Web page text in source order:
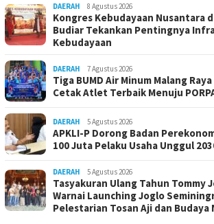
DAERAH 8 Agustus 2026
Kongres Kebudayaan Nusantara
Budiar Tekankan Pentingnya
Kebudayaan
DAERAH 7 Agustus 2026
Tiga BUMD Air Minum Malang
Cetak Atlet Terbaik Menuju
DAERAH 5 Agustus 2026
APKLI-P Dorong Badan
100 Juta Pelaku Usaha Unggul
DAERAH 5 Agustus 2026
Tasyakuran Ulang Tahun Tommy
Warnai Launching Joglo
Pelestarian Tosan Aji dan Budaya